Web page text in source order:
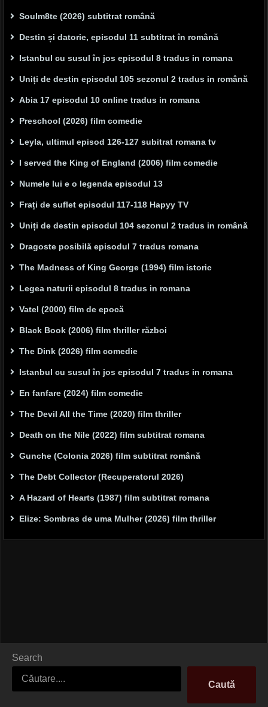
Soulm8te (2026) subtitrat română
Destin și datorie, episodul 11 subtitrat în română
Istanbul cu susul în jos episodul 8 tradus in romana
Uniți de destin episodul 105 sezonul 2 tradus in română
Abia 17 episodul 10 online tradus in romana
Preschool (2026) film comedie
Leyla, ultimul episod 126-127 subitrat romana tv
I served the King of England (2006) film comedie
Numele lui e o legenda episodul 13
Frați de suflet episodul 117-118 Hapyy TV
Uniți de destin episodul 104 sezonul 2 tradus in română
Dragoste posibilă episodul 7 tradus romana
The Madness of King George (1994) film istoric
Legea naturii episodul 8 tradus in romana
Vatel (2000) film de epocă
Black Book (2006) film thriller război
The Dink (2026) film comedie
Istanbul cu susul în jos episodul 7 tradus in romana
En fanfare (2024) film comedie
The Devil All the Time (2020) film thriller
Death on the Nile (2022) film subtitrat romana
Gunche (Colonia 2026) film subtitrat română
The Debt Collector (Recuperatorul 2026)
A Hazard of Hearts (1987) film subtitrat romana
Elize: Sombras de uma Mulher (2026) film thriller
Search
Caută